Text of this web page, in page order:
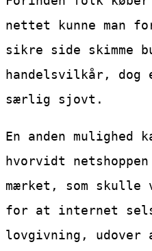
nettet kunne man
sikre side skimme
handelsvilkår,
særlig sjovt.
En anden mulighed
hvorvidt
mærket, som skulle
for at internet
lovgivning, udover